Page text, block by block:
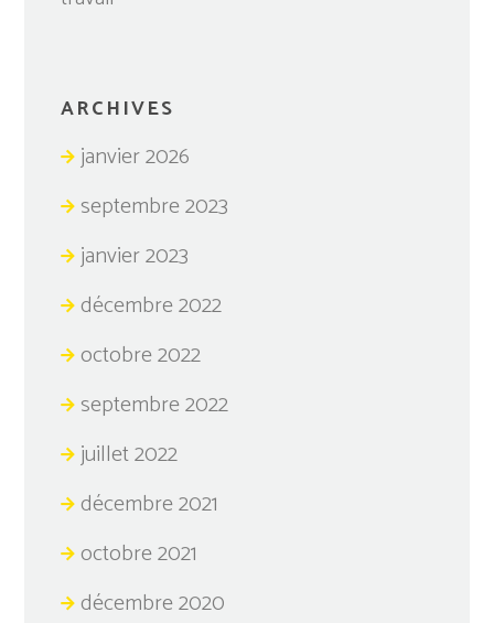
ARCHIVES
janvier 2026
septembre 2023
janvier 2023
décembre 2022
octobre 2022
septembre 2022
juillet 2022
décembre 2021
octobre 2021
décembre 2020